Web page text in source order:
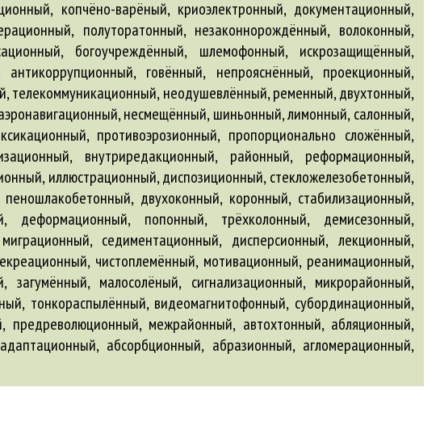
автохтонный, абляционный,
адаптационный, абсорбционный, абразионный, агломерационный,